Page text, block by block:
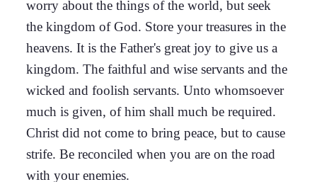
worry about the things of the world, but seek
the kingdom of God. Store your treasures in the
heavens. It is the Father's great joy to give us a
kingdom. The faithful and wise servants and the
wicked and foolish servants. Unto whomsoever
much is given, of him shall much be required.
Christ did not come to bring peace, but to cause
strife. Be reconciled when you are on the road
with your enemies.